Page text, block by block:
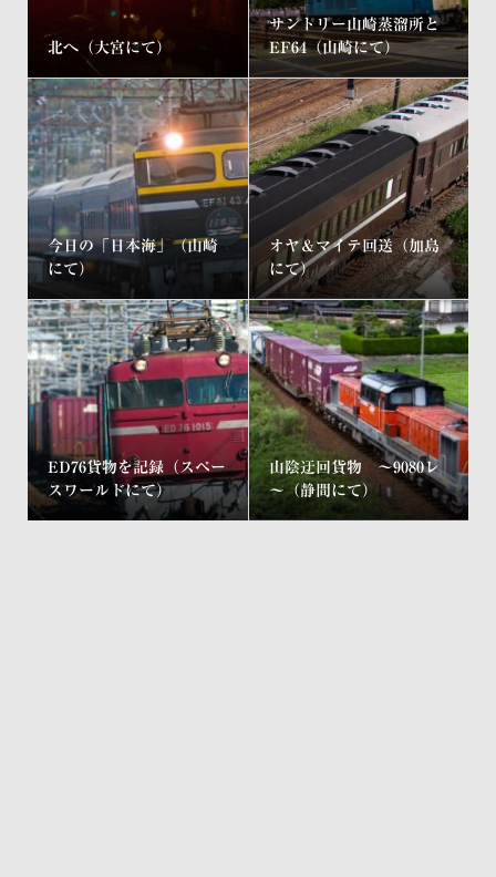
北へ（大宮にて）
サントリー山崎蒸溜所と
EF64（山崎にて）
今日の「日本海」（山崎
にて）
オヤ＆マイテ回送（加島
にて）
ED76貨物を記録（スペー
スワールドにて）
山陰迂回貨物 ～9080レ
～（静間にて）